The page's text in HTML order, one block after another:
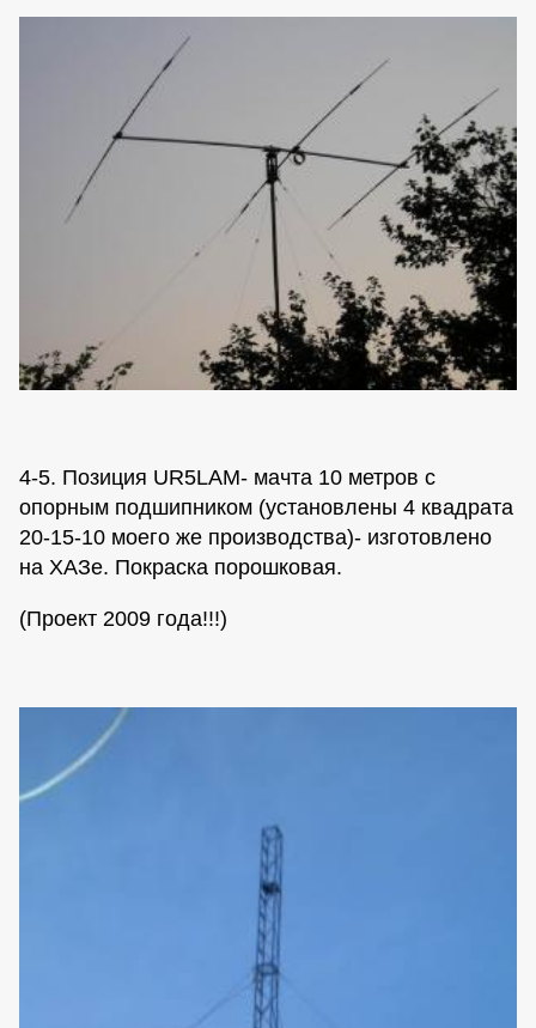
4-5. Позиция UR5LAM- мачта 10 метров с
опорным подшипником (установлены 4 квадрата
20-15-10 моего же производства)- изготовлено
на ХАЗе. Покраска порошковая.
(Проект 2009 года!!!)